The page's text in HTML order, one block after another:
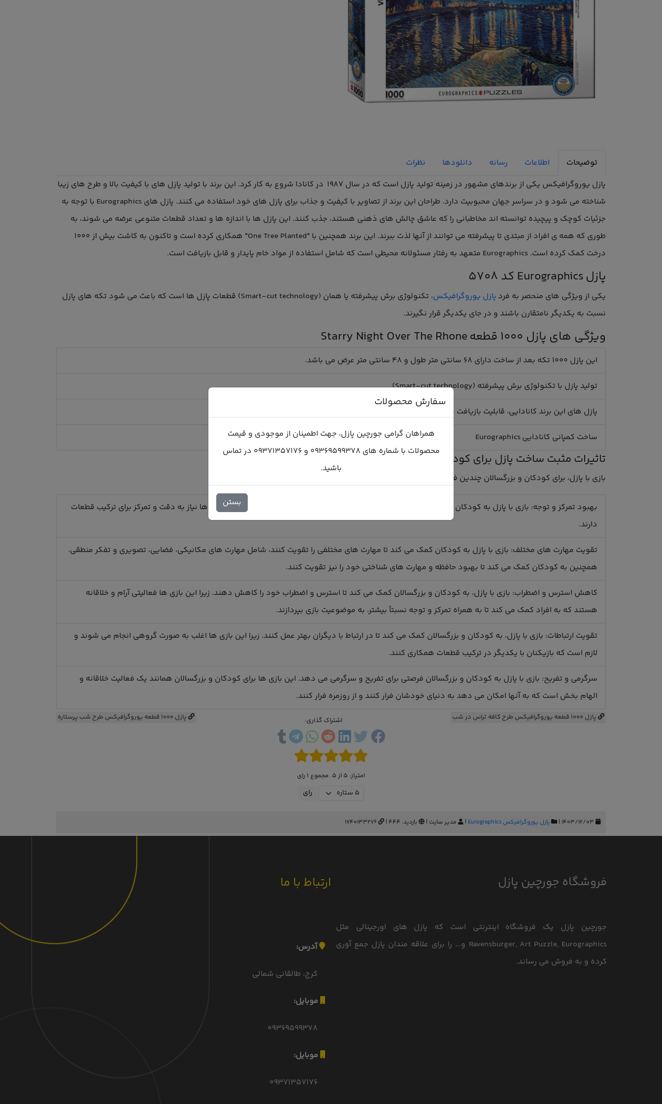
توضیحات اطلاعات رسانه دانلودها
نظرات
پازل یوروگرافیکس یکی از برندهای مشهور در زمینه تولید پازل است که در سال 1987 در کانادا شروع به کار کرد. این برند با تولید پازل های با کیفیت بالا و طرح های زیبا
شناخته می شود و در سراسر جهان محبوبیت دارد. طراحان این برند از تصاویر با کیفیت و جذاب برای پازل های خود استفاده می کنند. پازل های Eurographics با توجه به
جزئیات کوچک و پیچیده توانسته اند مخاطبانی را که عاشق چالش های ذهنی هستند، جذب کنند. این پازل ها با اندازه ها و تعداد قطعات متنوعی عرضه می شوند، به
طوری که همه ی افراد از مبتدی تا پیشرفته می توانند از آنها لذت ببرند. این برند همچنین با "One Tree Planted" همکاری کرده است و تاکنون به کاشت بیش از 1000
درخت کمک کرده است. Eurographics متعهد به رفتار مسئولانه محیطی است که شامل استفاده از مواد خام پایدار و قابل بازیافت است.
پازل Eurographics کد 5708
یکی از ویژگی های منحصر به فرد پازل یوروگرافیکس
، تکنولوژی برش پیشرفته یا همان (Smart-cut technology) قطعات پازل ها است که باعث می شود تکه های پازل
نسبت به یکدیگر نامتقارن باشند و در جای یکدیگر قرار نگیرند.
ویژگی های پازل 1000 قطعه Starry Night Over The Rhone
این پازل 1000 تکه بعد از ساخت دارای 68 سانتی متر طول و 48 سانتی متر عرض می باشد.
تولید پازل با تکنولوژی برش پیشرفته (Smart-cut technology)
پازل های این برند کانادایی، قابلیت بازیافت مجدد دارد.
ساخت کمپانی کانادایی Eurographics
تاثیرات مثبت ساخت پازل برای کودکان و بزرگسالان
بازی با پازل، برای کودکان و بزرگسالان چندین فایده و تاثیر مثبت دارد که در ادامه به برخی از آنها اشاره می کنم:
بهبود تمرکز و توجه: بازی با پازل به کودکان و بزرگسالان کمک می کند تا تمرکز و توجه آنها بهبود پیدا کند. زیرا این بازی ها نیاز به دقت و تمرکز برای ترکیب قطعات
دارند.
تقویت مهارت های مختلف: بازی با پازل به کودکان کمک می کند تا مهارت های مختلفی را تقویت کنند، شامل مهارت های مکانیکی، فضایی، تصویری و تفکر منطقی.
همچنین به کودکان کمک می کند تا بهبود حافظه و مهارت های شناختی خود را نیز تقویت کنند.
کاهش استرس و اضطراب: بازی با پازل، به کودکان و بزرگسالان کمک می کند تا استرس و اضطراب خود را کاهش دهند. زیرا این بازی ها فعالیتی آرام و خلاقانه
هستند که به افراد کمک می کند تا به همراه تمرکز و توجه نسبتاً بیشتر، به موضوعیت بازی بپردازند.
تقویت ارتباطات: بازی با پازل، به کودکان و بزرگسالان کمک می کند تا در ارتباط با دیگران بهتر عمل کنند. زیرا این بازی ها اغلب به صورت گروهی انجام می شوند و
لازم است که بازیکنان با یکدیگر در ترکیب قطعات همکاری کنند.
سرگرمی و تفریح: بازی با پازل به کودکان و بزرگسالان فرصتی برای تفریح و سرگرمی می دهد. این بازی ها برای کودکان و بزرگسالان همانند یک فعالیت خلاقانه و
الهام بخش است که به آنها امکان می دهد به دنیای خودشان فرار کنند و از روزمره فرار کنند.
پازل 1000 قطعه یوروگرافیکس طرح کافه تراس در شب پازل 1000 قطعه یوروگرافیکس طرح شب پرستاره اشتراک گذاری:
امتیاز: 5 از 5. مجموع 1 رای
پازل یوروگرافیکس Eurographics | مدیر سایت | بازدید: 444 | 1740133276
فروشگاه جورچین پازل
جورچین پازل یک فروشگاه اینترنتی است که پازل های اورجینالی مثل
Ravensburger, Art Puzzle, Eurographics و... را برای علاقه مندان پازل جمع آوری
کرده و به فروش می رساند.
ارتباط با ما
آدرس:
کرج، طالقانی شمالی
موبایل:
09369599378
موبایل:
09371357176
سفارش محصولات
همراهان گرامی جورچین پازل، جهت اطمینان از موجودی و قیمت
محصولات با شماره های 09369599378 و 09371357176 در تماس
باشید.
بستن